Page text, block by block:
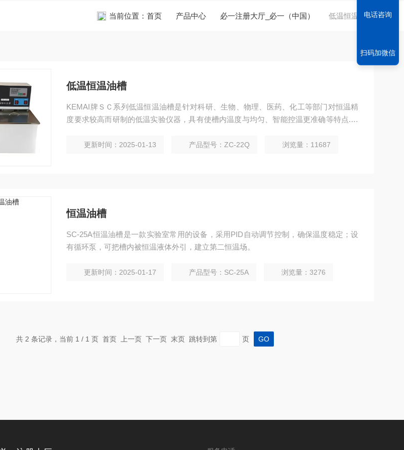
当前位置： 首页 产品中心 必一注册大厅_必一（中国） 低温恒温油槽
低温恒温油槽
KEMAI牌ＳＣ系列低温恒温油槽是针对科研、生物、物理、医药、化工等部门对恒温精
度要求较高而研制的低温实验仪器，具有使槽内温度与均匀、智能控温更准确等特点.亦
更新时间：2025-01-13 产品型号：ZC-22Q 浏览量：11687
恒温油槽
SC-25A恒温油槽是一款实验室常用的设备，采用PID自动调节控制，确保温度稳定；设
有循环泵，可把槽内被恒温液体外引，建立第二恒温场。
更新时间：2025-01-17 产品型号：SC-25A 浏览量：3276
共 2 条记录，当前 1 / 1 页 首页 上一页 下一页 末页 跳转到第 页
电话咨询
扫码加微信